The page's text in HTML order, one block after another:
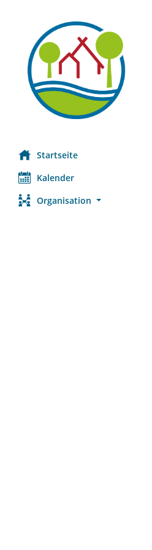
Startseite
Kalender
Organisation